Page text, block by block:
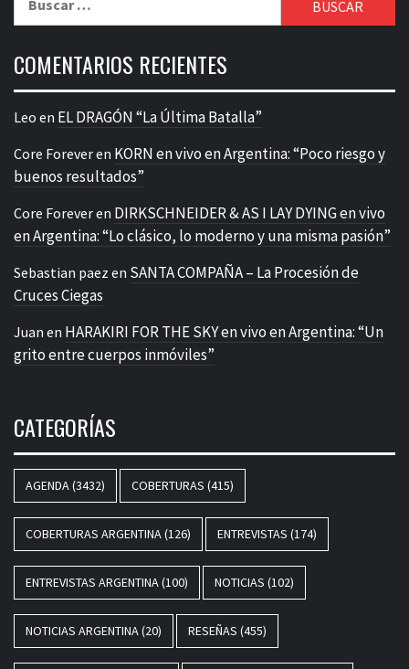
COMENTARIOS RECIENTES
Leo en EL DRAGÓN “La Última Batalla”
Core Foreveren KORN en vivo en Argentina: “Poco riesgo y
buenos resultados”
Core Foreveren DIRKSCHNEIDER & AS I LAY DYING en vivo
en Argentina: “Lo clásico, lo moderno y una misma pasión”
Sebastian paez en SANTA COMPAÑA – La Procesión de
Cruces Ciegas
Juan en HARAKIRI FOR THE SKY en vivo en Argentina: “Un
grito entre cuerpos inmóviles”
CATEGORÍAS
AGENDA(3432) COBERTURAS (415)
COBERTURAS ARGENTINA(126) ENTREVISTAS (174)
ENTREVISTAS ARGENTINA(100) NOTICIAS (102)
NOTICIAS ARGENTINA(20) RESEÑAS (455)